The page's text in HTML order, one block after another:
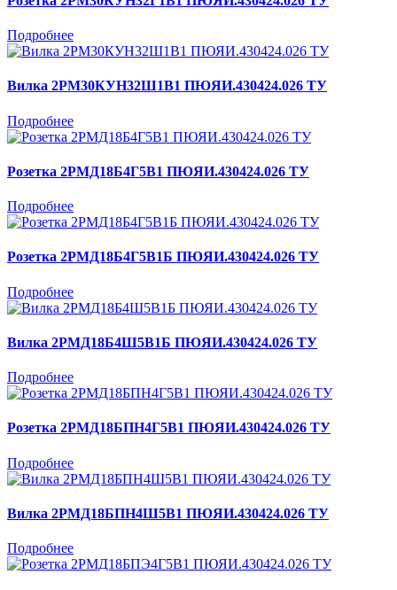
Подробнее
Вилка 2РМ30КУН32Ш1В1 ПЮЯИ.430424.026 ТУ
Подробнее
Розетка 2РМД18Б4Г5В1 ПЮЯИ.430424.026 ТУ
Подробнее
Розетка 2РМД18Б4Г5В1Б ПЮЯИ.430424.026 ТУ
Подробнее
Вилка 2РМД18Б4Ш5В1Б ПЮЯИ.430424.026 ТУ
Подробнее
Розетка 2РМД18БПН4Г5В1 ПЮЯИ.430424.026 ТУ
Подробнее
Вилка 2РМД18БПН4Ш5В1 ПЮЯИ.430424.026 ТУ
Подробнее